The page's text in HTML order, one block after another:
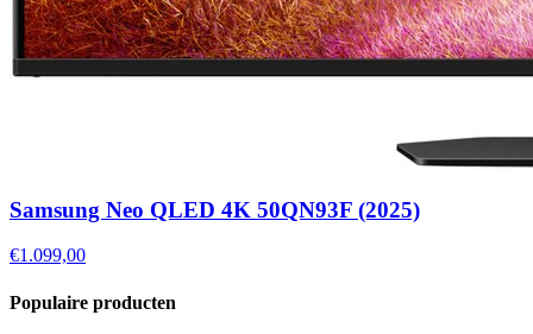
Samsung Neo QLED 4K 50QN93F (2025)
€1.099,00
Populaire producten